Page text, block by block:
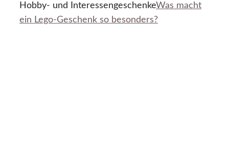
Hobby- und InteressengeschenkeWas macht
ein Lego-Geschenk so besonders?